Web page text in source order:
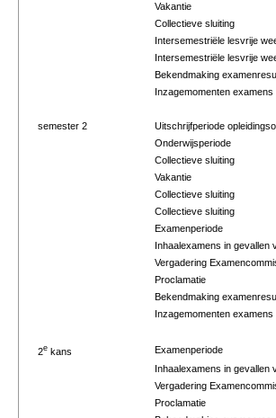
Vakantie
Collectieve sluiting
Intersemestriële lesvrije
Intersemestriële lesvrije
Bekendmaking
Inzagemomenten examens
semester 2
Uitschrijfperiode
Onderwijsperiode
Collectieve sluiting
Vakantie
Collectieve sluiting
Collectieve sluiting
Examenperiode
Inhaalexamens in gevallen
Vergadering
Proclamatie
Bekendmaking
Inzagemomenten examens
2e kans
Examenperiode
Inhaalexamens in gevallen
Vergadering
Proclamatie